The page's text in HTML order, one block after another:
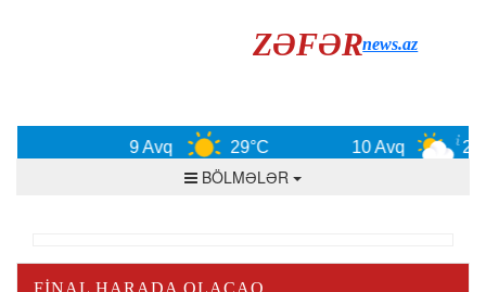
ZƏFƏRnews.az
9 Avq 29°C 10 Avq
BÖLMƏLƏR
FINAL HARADA OLACAQ